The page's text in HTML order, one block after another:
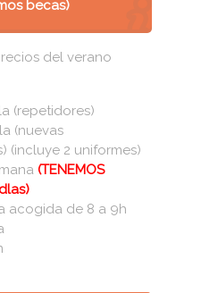
becas)
del verano
(repetidores)
(nuevas
(incluye 2 uniformes)
(TENEMOS
acogida de 8 a 9h